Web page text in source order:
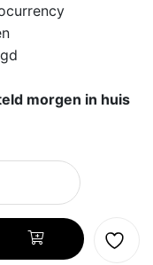
morgen in huis